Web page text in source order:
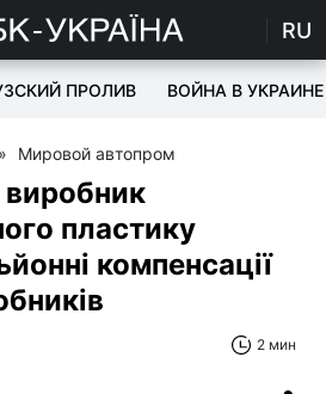
RU
ПРОЛИВ ВОЙНА В УКРАИНЕ
» Мировой автопром
пластику
компенсації
2 мин